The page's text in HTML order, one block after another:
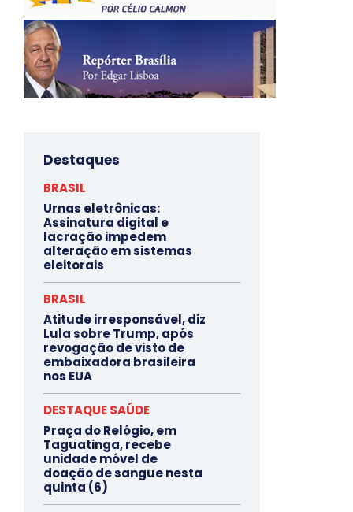
Destaques
BRASIL
Urnas eletrônicas:
Assinatura digital e
lacração impedem
alteração em sistemas
eleitorais
BRASIL
Atitude irresponsável, diz
Lula sobre Trump, após
revogação de visto de
embaixadora brasileira
nos EUA
DESTAQUE SAÚDE
Praça do Relógio, em
Taguatinga, recebe
unidade móvel de
doação de sangue nesta
quinta (6)